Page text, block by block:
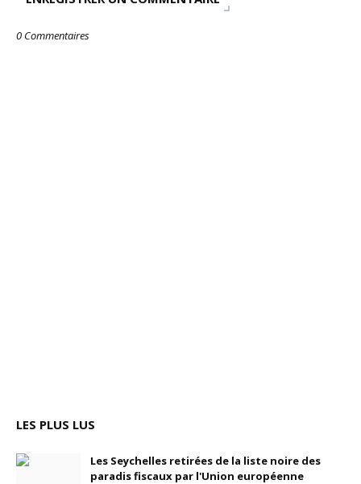
0 Commentaires
LES PLUS LUS
Les Seychelles retirées de la liste noire des
paradis fiscaux par l'Union européenne